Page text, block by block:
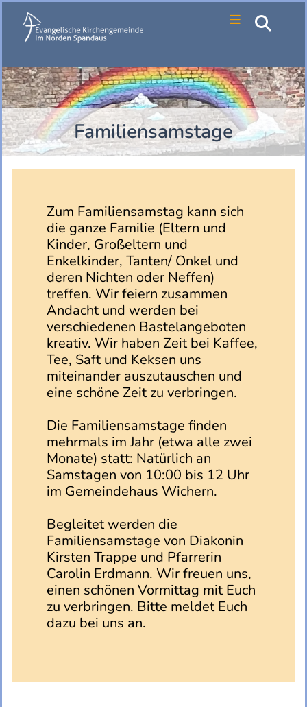
Familiensamstage
Zum Familiensamstag kann sich
die ganze Familie (Eltern und
Kinder, Großeltern und
Enkelkinder, Tanten/ Onkel und
deren Nichten oder Neffen)
treffen. Wir feiern zusammen
Andacht und werden bei
verschiedenen Bastelangeboten
kreativ. Wir haben Zeit bei Kaffee,
Tee, Saft und Keksen uns
miteinander auszutauschen und
eine schöne Zeit zu verbringen.
Die Familiensamstage finden
mehrmals im Jahr (etwa alle zwei
Monate) statt: Natürlich an
Samstagen von 10:00 bis 12 Uhr
im Gemeindehaus Wichern.
Begleitet werden die
Familiensamstage von Diakonin
Kirsten Trappe und Pfarrerin
Carolin Erdmann. Wir freuen uns,
einen schönen Vormittag mit Euch
zu verbringen. Bitte meldet Euch
dazu bei uns an.